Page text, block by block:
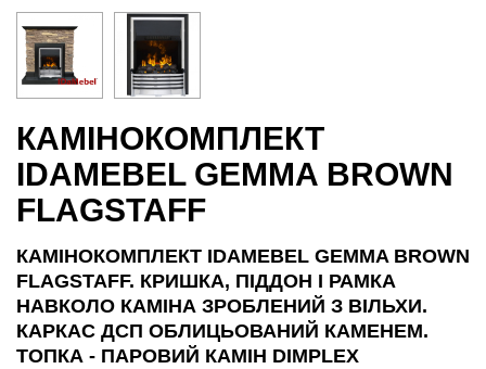
КАМІНОКОМПЛЕКТ
IDAMEBEL GEMMA BROWN
FLAGSTAFF
КАМІНОКОМПЛЕКТ IDAMEBEL GEMMA BROWN
FLAGSTAFF. КРИШКА, ПІДДОН І РАМКА
НАВКОЛО КАМІНА ЗРОБЛЕНИЙ З ВІЛЬХИ.
КАРКАС ДСП ОБЛИЦЬОВАНИЙ КАМЕНЕМ.
ТОПКА - ПАРОВИЙ КАМІН DIMPLEX